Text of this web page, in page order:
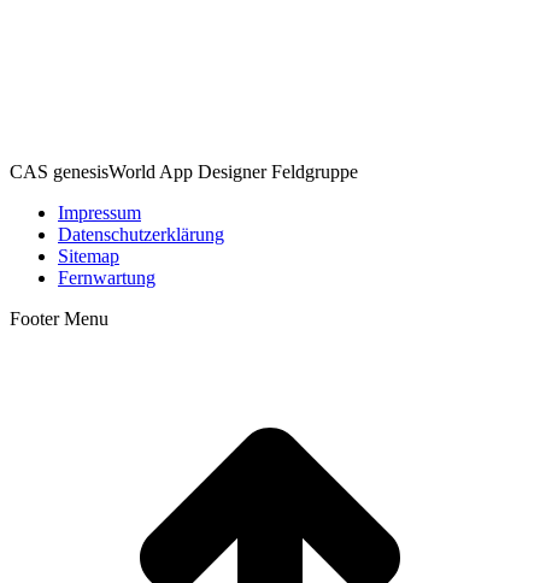
CAS genesisWorld App Designer Feldgruppe
Impressum
Datenschutzerklärung
Sitemap
Fernwartung
Footer Menu